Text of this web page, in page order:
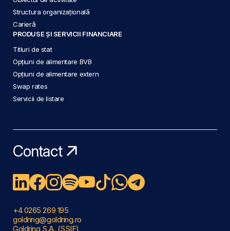
Structura organizațională
Carieră
PRODUSE ȘI SERVICII FINANCIARE
Titluri de stat
Opțiuni de alimentare BVB
Opțiuni de alimentare extern
Swap rates
Servicii de listare
Contact
+4 0265 269 195
goldring@goldring.ro
Goldring S.A. (SSIF)